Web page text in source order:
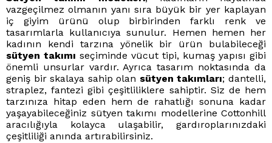
vazgeçilmez olmanın yanı sıra büyük bir yer kaplayan
iç giyim ürünü olup birbirinden farklı renk ve
tasarımlarla kullanıcıya sunulur. Hemen hemen her
kadının kendi tarzına yönelik bir ürün bulabileceği
sütyen takımı seçiminde vücut tipi, kumaş yapısı gibi
önemli unsurlar vardır. Ayrıca tasarım noktasında da
geniş bir skalaya sahip olan sütyen takımları; dantelli,
straplez, fantezi gibi çeşitliliklere sahiptir. Siz de hem
tarzınıza hitap eden hem de rahatlığı sonuna kadar
yaşayabileceğiniz sütyen takımı modellerine Cottonhill
aracılığıyla kolayca ulaşabilir, gardıroplarınızdaki
çeşitliliği anında artırabilirsiniz.